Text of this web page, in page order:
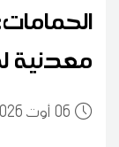
معدنية
0614:33 2026 أوت